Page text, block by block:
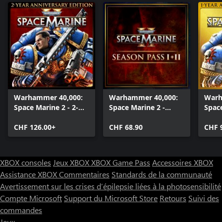
- Héraldique de chapitre d'épaulière gauche
- Lot de couleurs Baal Red
- Marque de la 2e compagnie d'épaulière droite
- Marque de la 1re escouade de grève droite
- Marque de chapitre de grève gauche
- Marque de la 9e escouade de grève gauche
Flesh Tearers
- Héraldique de chapitre d'épaulière gauche
- Lot de couleurs Flesh Tearers Red
- Marque de chapitre de soutien rapproché d'épaulière droite
- Casque Mk X à œil bionique des Blood Angels
Warhammer 40,000:
Space Marine 2 - 2-
Edition
CHF 126.00+
Warhammer 40,000:
Space Marine 2 -
CHF 68.90
CHF
XBOX consoles Jeux XBOXXBOX Game Pass Accessoires XBOX
Assistance XBOXCommentaires Standards de la communauté
Avertissement sur les crises d’épilepsie liées à la photosensibilité
Compte Microsoft Support du Microsoft Store Retours Suivi des
commandes